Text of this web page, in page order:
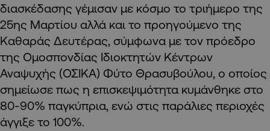
διασκέδασης γέμισαν με κόσμο το τριήμερο της
25ης Μαρτίου αλλά και το προηγούμενο της
Καθαράς Δευτέρας, σύμφωνα με τον πρόεδρο
της Ομοσπονδίας Ιδιοκτητών Κέντρων
Αναψυχής (ΟΣΙΚΑ) Φύτο Θρασυβούλου, ο οποίος
σημείωσε πως η επισκεψιμότητα κυμάνθηκε στο
80-90% παγκύπρια, ενώ στις παράλιες περιοχές
άγγιξε το 100%.